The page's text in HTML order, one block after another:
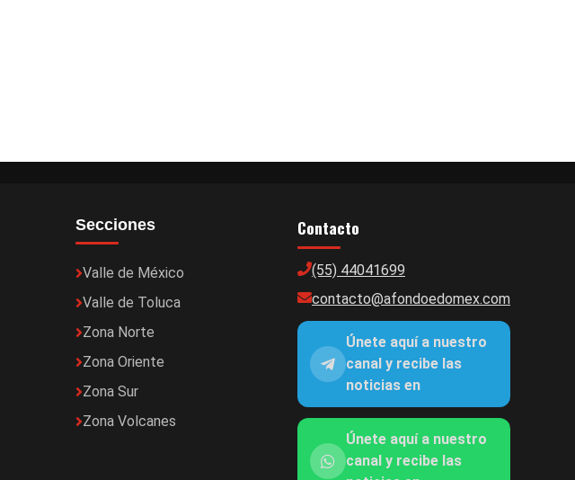
Secciones
Valle de México
Valle de Toluca
Zona Norte
Zona Oriente
Zona Sur
Zona Volcanes
Contacto
(55) 44041699
contacto@afondoedomex.com
Únete aquí a nuestro
canal y recibe las
noticias en
Únete aquí a nuestro
canal y recibe las